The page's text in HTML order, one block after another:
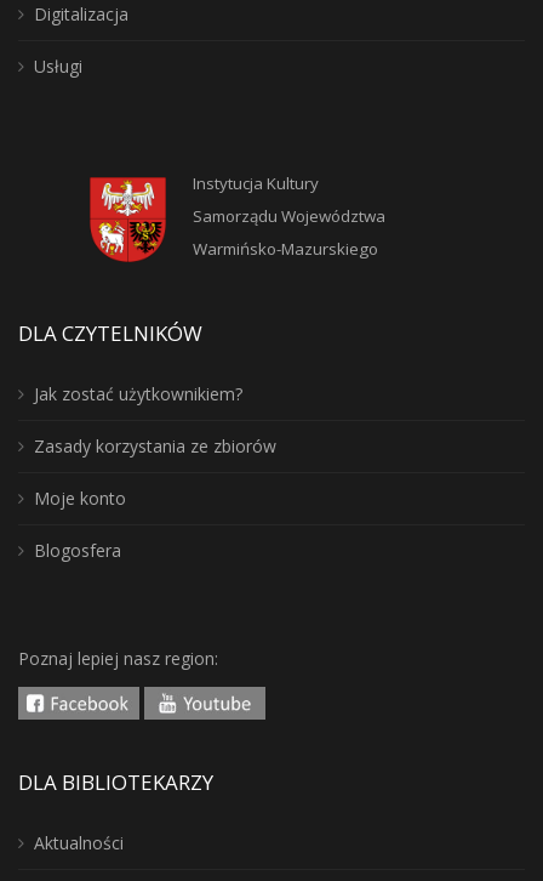
Digitalizacja
Usługi
Instytucja Kultury
Samorządu Województwa
Warmińsko-Mazurskiego
DLA CZYTELNIKÓW
Jak zostać użytkownikiem?
Zasady korzystania ze zbiorów
Moje konto
Blogosfera
Poznaj lepiej nasz region:
DLA BIBLIOTEKARZY
Aktualności